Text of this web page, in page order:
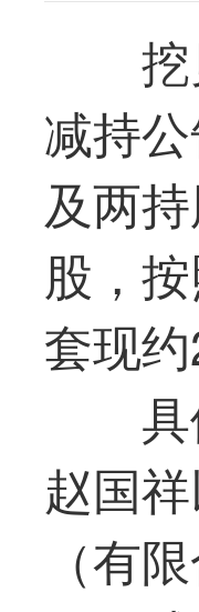
减持
及两
股，
套现约
赵国
（有